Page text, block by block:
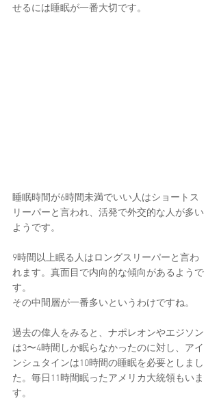
せるには睡眠が一番大切です。
睡眠時間が6時間未満でいい人はショートス
リーパーと言われ、活発で外交的な人が多い
ようです。
9時間以上眠る人はロングスリーパーと言わ
れます。真面目で内向的な傾向があるようで
す。
その中間層が一番多いというわけですね。
過去の偉人をみると、ナポレオンやエジソン
は3〜4時間しか眠らなかったのに対し、アイ
ンシュタインは10時間の睡眠を必要としまし
た。毎日11時間眠ったアメリカ大統領もいま
す。